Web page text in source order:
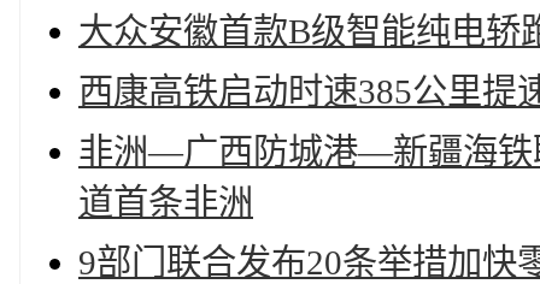
大众安徽首款B级智能纯电轿
西康高铁启动时速385公里提
非洲—广西防城港—新疆海铁
道首条非洲
9部门联合发布20条举措加快